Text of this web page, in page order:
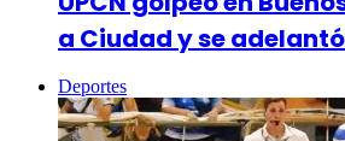
a Ciudad y se
Deportes